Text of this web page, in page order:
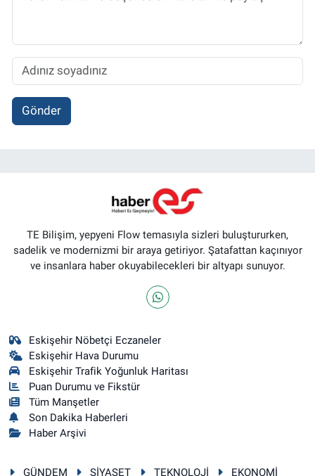
Gönder
TE Bilişim, yepyeni Flow temasıyla sizleri buluştururken,
sadelik ve modernizmi bir araya getiriyor. Şatafattan kaçınıyor
ve insanlara haber okuyabilecekleri bir altyapı sunuyor.
Eskişehir Nöbetçi Eczaneler
Eskişehir Hava Durumu
Eskişehir Trafik Yoğunluk Haritası
Puan Durumu ve Fikstür
Tüm Manşetler
Son Dakika Haberleri
Haber Arşivi
GÜNDEM SİYASET TEKNOLOJİ EKONOMİ